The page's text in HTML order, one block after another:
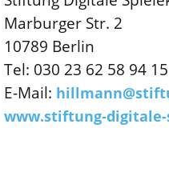
Marburger Str. 2
10789 Berlin
Tel: 030 23 62 58 94 15
E-Mail:
www.stiftung-